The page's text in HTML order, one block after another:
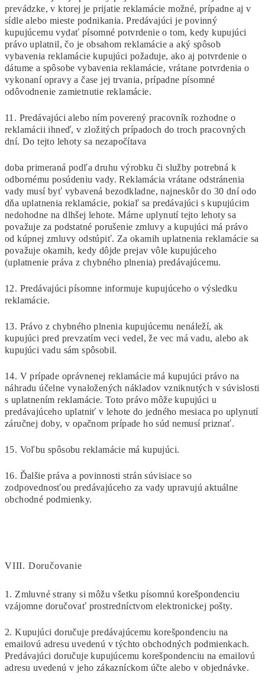
prevádzke, v ktorej je prijatie reklamácie možné, prípadne aj v
sídle alebo mieste podnikania. Predávajúci je povinný
kupujúcemu vydať písomné potvrdenie o tom, kedy kupujúci
právo uplatnil, čo je obsahom reklamácie a aký spôsob
vybavenia reklamácie kupujúci požaduje, ako aj potvrdenie o
dátume a spôsobe vybavenia reklamácie, vrátane potvrdenia o
vykonaní opravy a čase jej trvania, prípadne písomné
odôvodnenie zamietnutie reklamácie.
11. Predávajúci alebo ním poverený pracovník rozhodne o
reklamácii ihneď, v zložitých prípadoch do troch pracovných
dní. Do tejto lehoty sa nezapočítava
doba primeraná podľa druhu výrobku či služby potrebná k
odbornému posúdeniu vady. Reklamácia vrátane odstránenia
vady musí byť vybavená bezodkladne, najneskôr do 30 dní odo
dňa uplatnenia reklamácie, pokiaľ sa predávajúci s kupujúcim
nedohodne na dlhšej lehote. Márne uplynutí tejto lehoty sa
považuje za podstatné porušenie zmluvy a kupujúci má právo
od kúpnej zmluvy odstúpiť. Za okamih uplatnenia reklamácie sa
považuje okamih, kedy dôjde prejav vôle kupujúceho
(uplatnenie práva z chybného plnenia) predávajúcemu.
12. Predávajúci písomne informuje kupujúceho o výsledku
reklamácie.
13. Právo z chybného plnenia kupujúcemu nenáleží, ak
kupujúci pred prevzatím veci vedel, že vec má vadu, alebo ak
kupujúci vadu sám spôsobil.
14. V prípade oprávnenej reklamácie má kupujúci právo na
náhradu účelne vynaložených nákladov vzniknutých v súvislosti
s uplatnením reklamácie. Toto právo môže kupujúci u
predávajúceho uplatniť v lehote do jedného mesiaca po uplynutí
záručnej doby, v opačnom prípade ho súd nemusí priznať.
15. Voľbu spôsobu reklamácie má kupujúci.
16. Ďalšie práva a povinnosti strán súvisiace so
zodpovednosťou predávajúceho za vady upravujú aktuálne
obchodné podmienky.
VIII. Doručovanie
1. Zmluvné strany si môžu všetku písomnú korešpondenciu
vzájomne doručovať prostredníctvom elektronickej pošty.
2. Kupujúci doručuje predávajúcemu korešpondenciu na
emailovú adresu uvedenú v týchto obchodných podmienkach.
Predávajúci doručuje kupujúcemu korešpondenciu na emailovú
adresu uvedenú v jeho zákazníckom účte alebo v objednávke.